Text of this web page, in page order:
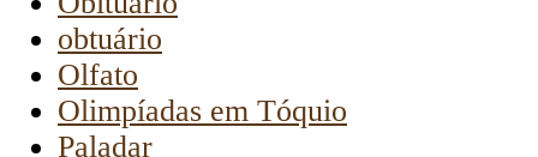
obtuário
Olfato
Olimpíadas em Tóquio
Paladar